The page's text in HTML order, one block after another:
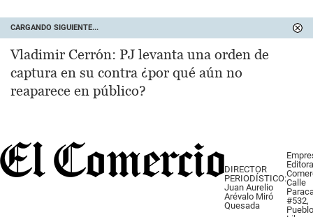
CARGANDO SIGUIENTE...
Vladimir Cerrón: PJ levanta una orden de
captura en su contra ¿por qué aún no
reaparece en público?
DIRECTOR
PERIODÍSTICO:
Juan Aurelio
Arévalo Miró
Quesada
Calle
#532,
Pueblo